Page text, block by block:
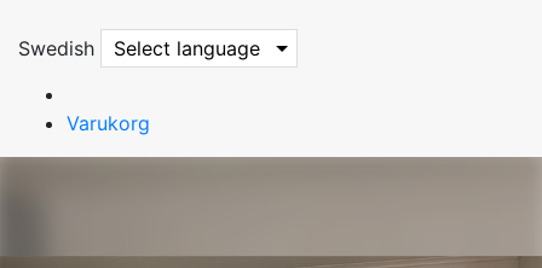
Swedish Select language
Varukorg